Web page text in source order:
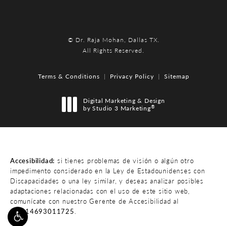
© Dr. Raja Mohan, Dallas TX.
All Rights Reserved.
Terms & Conditions Privacy Policy Sitemap
Digital Marketing & Design
by Studio 3 Marketing®
Accesibilidad: si tienes problemas de visión o algún otro
impedimento considerado en la Ley de Estadounidenses con
Discapacidades o una ley similar, y deseas analizar posibles
adaptaciones relacionadas con el uso de este sitio web,
comunícate con nuestro Gerente de Accesibilidad al
tel:+14693011725